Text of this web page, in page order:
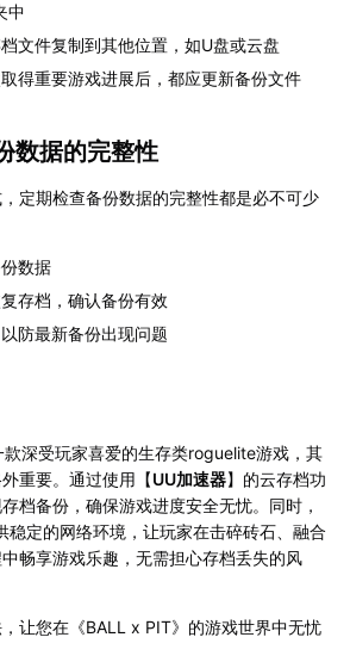
中
文件复制到其他位置，如U盘或云盘
得重要游戏进展后，都应更新备份文件
数据的完整性
定期检查备份数据的完整性都是必不可少
数据
存档，确认备份有效
防最新备份出现问题
款深受玩家喜爱的生存类roguelite游戏，其
重要。通过使用【UU加速器】的云存档功
档备份，确保游戏进度安全无忧。同时，
稳定的网络环境，让玩家在击碎砖石、融合
畅享游戏乐趣，无需担心存档丢失的风
让您在《BALL x PIT》的游戏世界中无忧